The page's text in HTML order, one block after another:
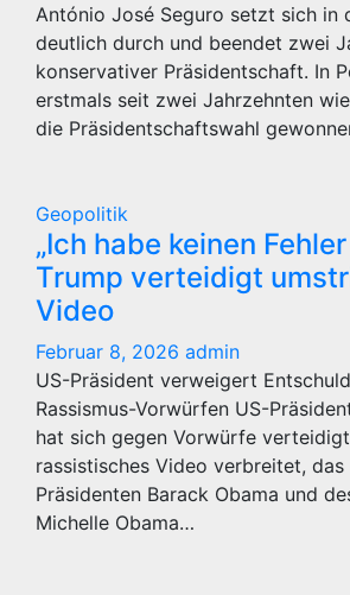
António José Seguro setzt sich in
deutlich durch und beendet zwei
konservativer Präsidentschaft. In
erstmals seit zwei Jahrzehnten
die Präsidentschaftswahl
Geopolitik
„Ich habe keinen
Trump verteidigt
Video
Februar 8, 2026 admin
US-Präsident verweigert
Rassismus-Vorwürfen US-
hat sich gegen Vorwürfe
rassistisches Video verbreitet,
Präsidenten Barack Obama und
Michelle Obama…